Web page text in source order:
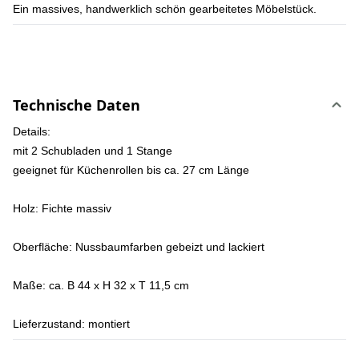
Ein massives, handwerklich schön gearbeitetes Möbelstück.
Technische Daten
Details:
mit 2 Schubladen und 1 Stange
geeignet für Küchenrollen bis ca. 27 cm Länge
Holz: Fichte massiv
Oberfläche: Nussbaumfarben gebeizt und lackiert
Maße: ca. B 44 x H 32 x T 11,5 cm
Lieferzustand: montiert